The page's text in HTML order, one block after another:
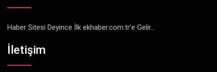
Haber Sitesi Deyince İlk ekhaber.com.tr'e Gelir...
İletişim